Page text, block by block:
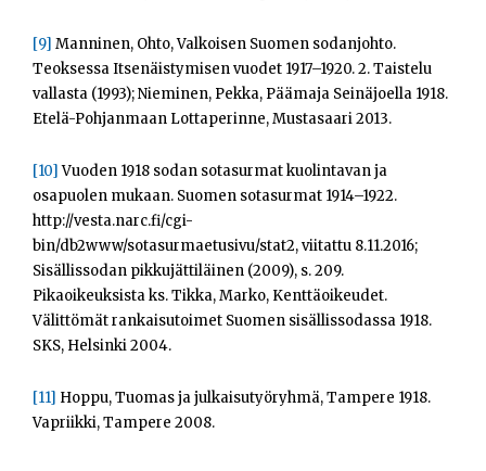
[9] Manninen, Ohto, Valkoisen Suomen sodanjohto.
Teoksessa Itsenäistymisen vuodet 1917–1920. 2. Taistelu
vallasta (1993); Nieminen, Pekka, Päämaja Seinäjoella 1918.
Etelä-Pohjanmaan Lottaperinne, Mustasaari 2013.
[10]Vuoden 1918 sodan sotasurmat kuolintavan ja
osapuolen mukaan. Suomen sotasurmat 1914–1922.
http://vesta.narc.fi/cgi-
bin/db2www/sotasurmaetusivu/stat2, viitattu 8.11.2016;
Sisällissodan pikkujättiläinen (2009), s. 209.
Pikaoikeuksista ks. Tikka, Marko, Kenttäoikeudet.
Välittömät rankaisutoimet Suomen sisällissodassa 1918.
SKS, Helsinki 2004.
[11] Hoppu, Tuomas ja julkaisutyöryhmä, Tampere 1918.
Vapriikki, Tampere 2008.